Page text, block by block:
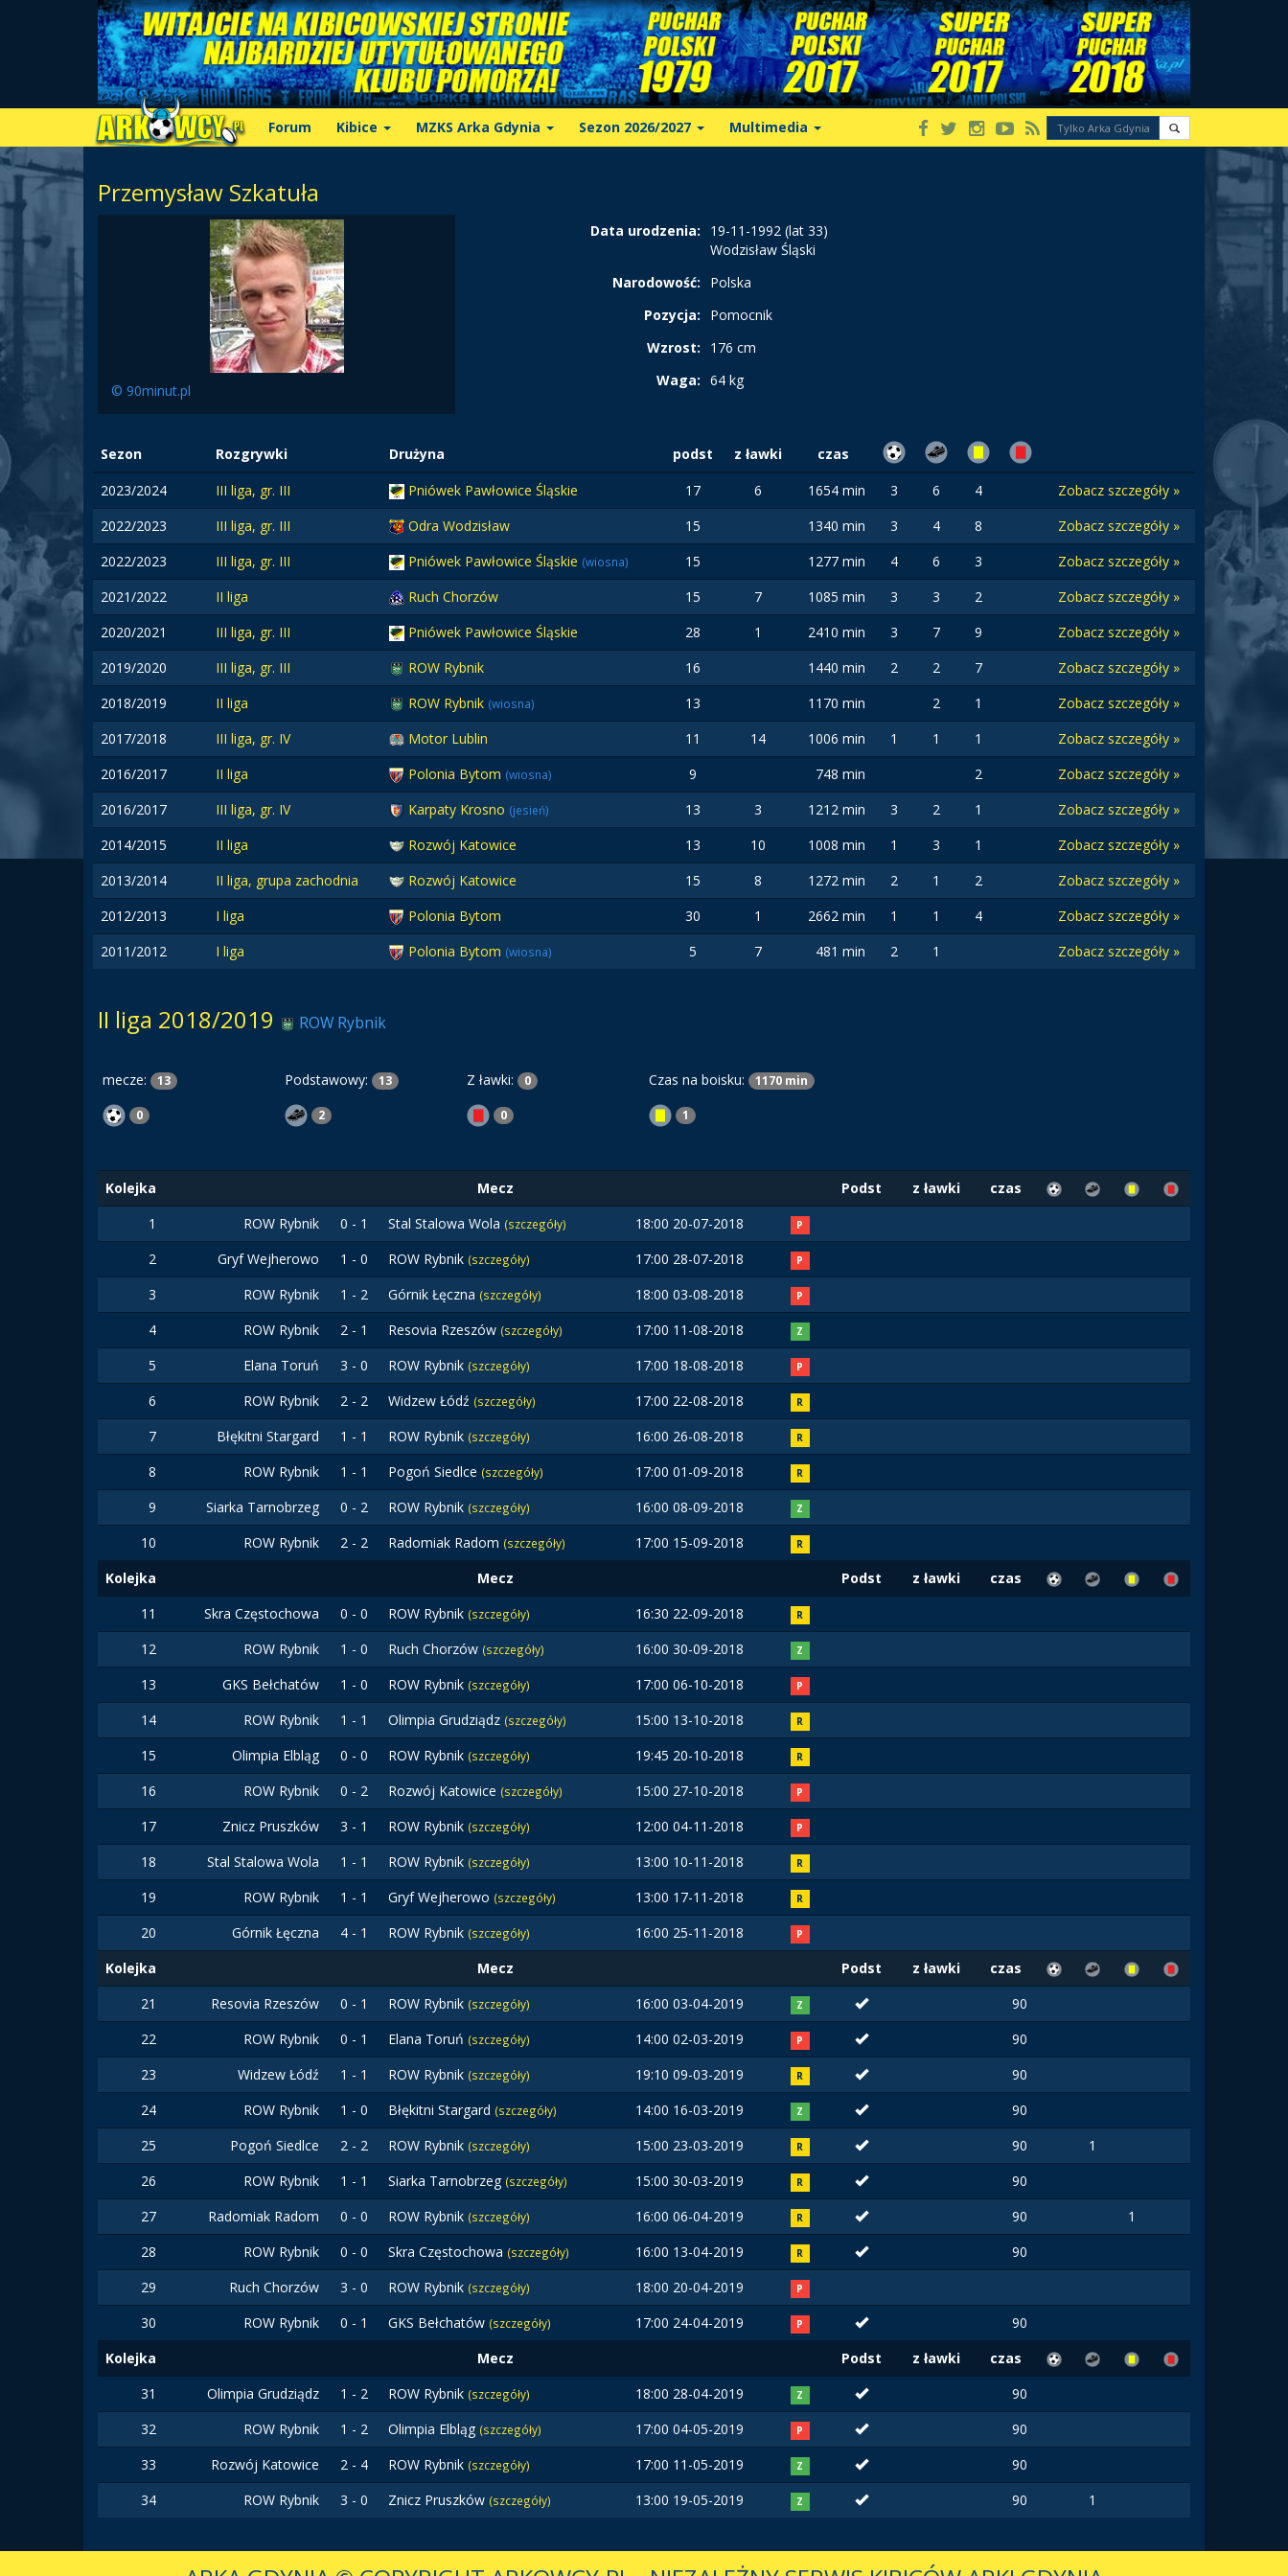
Forum Kibice MZKS Arka Gdynia Sezon 2026/2027 Multimedia
Przemysław Szkatuła
© 90minut.pl
Data urodzenia:
19-11-1992 (lat 33)
Wodzisław Śląski
Narodowość:
Polska
Pozycja:
Pomocnik
Wzrost:
176 cm
Waga: 64 kg
Sezon Rozgrywki Drużyna podst z ławki
czas
2023/2024
III liga, gr. III Pniówek Pawłowice Śląskie 17 6 1654 min 3 6 4
Zobacz szczegóły »
2022/2023
III liga, gr. III Odra Wodzisław 15 1340 min 3 4 8
Zobacz szczegóły »
2022/2023
III liga, gr. III Pniówek Pawłowice Śląskie (wiosna) 15 1277 min 4 6 3
Zobacz szczegóły »
2021/2022
II liga Ruch Chorzów 15 7 1085 min 3 3 2
Zobacz szczegóły »
2020/2021
III liga, gr. III Pniówek Pawłowice Śląskie 28 1 2410 min 3 7 9
Zobacz szczegóły »
2019/2020
III liga, gr. III ROW Rybnik 16 1440 min 2 2 7
Zobacz szczegóły »
2018/2019
II liga ROW Rybnik (wiosna) 13 1170 min 2 1
Zobacz szczegóły »
2017/2018
III liga, gr. IV Motor Lublin 11 14 1006 min 1 1 1
Zobacz szczegóły »
2016/2017
II liga Polonia Bytom (wiosna) 9 748 min 2
Zobacz szczegóły »
2016/2017
III liga, gr. IV Karpaty Krosno (jesień) 13 3 1212 min 3 2 1
Zobacz szczegóły »
2014/2015
II liga Rozwój Katowice 13 10 1008 min 1 3 1
Zobacz szczegóły »
2013/2014
II liga, grupa zachodnia Rozwój Katowice 15 8 1272 min 2 1 2
Zobacz szczegóły »
2012/2013
I liga Polonia Bytom 30 1 2662 min 1 1 4
Zobacz szczegóły »
2011/2012
I liga Polonia Bytom (wiosna) 5 7 481 min 2 1 Zobacz szczegóły »
II liga 2018/2019 ROW Rybnik
mecze: 13 Podstawowy: 13 Z ławki: 0 Czas na boisku: 1170 min
0 2 0 1
Kolejka Mecz Podst z ławki
czas
1
ROW Rybnik 0 - 1 Stal Stalowa Wola (szczegóły) 18:00 20-07-2018 P
2 Gryf Wejherowo 1 - 0 ROW Rybnik (szczegóły) 17:00 28-07-2018 P
3 ROW Rybnik 1 - 2 Górnik Łęczna (szczegóły) 18:00 03-08-2018 P
4 ROW Rybnik 2 - 1 Resovia Rzeszów (szczegóły) 17:00 11-08-2018 Z
5 Elana Toruń 3 - 0 ROW Rybnik (szczegóły) 17:00 18-08-2018 P
6 ROW Rybnik 2 - 2 Widzew Łódź (szczegóły) 17:00 22-08-2018 R
7 Błękitni Stargard 1 - 1 ROW Rybnik (szczegóły) 16:00 26-08-2018 R
8 ROW Rybnik 1 - 1 Pogoń Siedlce (szczegóły) 17:00 01-09-2018 R
9 Siarka Tarnobrzeg 0 - 2 ROW Rybnik (szczegóły) 16:00 08-09-2018 Z
10 ROW Rybnik 2 - 2 Radomiak Radom (szczegóły) 17:00 15-09-2018 R
Kolejka Mecz Podst z ławki
czas
11
Skra Częstochowa 0 - 0 ROW Rybnik (szczegóły) 16:30 22-09-2018 R
12 ROW Rybnik 1 - 0 Ruch Chorzów (szczegóły) 16:00 30-09-2018 Z
13 GKS Bełchatów 1 - 0 ROW Rybnik (szczegóły) 17:00 06-10-2018 P
14 ROW Rybnik 1 - 1 Olimpia Grudziądz (szczegóły) 15:00 13-10-2018 R
15 Olimpia Elbląg 0 - 0 ROW Rybnik (szczegóły) 19:45 20-10-2018 R
16 ROW Rybnik 0 - 2 Rozwój Katowice (szczegóły) 15:00 27-10-2018 P
17 Znicz Pruszków 3 - 1 ROW Rybnik (szczegóły) 12:00 04-11-2018 P
18 Stal Stalowa Wola 1 - 1 ROW Rybnik (szczegóły) 13:00 10-11-2018 R
19 ROW Rybnik 1 - 1 Gryf Wejherowo (szczegóły) 13:00 17-11-2018 R
20 Górnik Łęczna 4 - 1 ROW Rybnik (szczegóły) 16:00 25-11-2018 P
Kolejka Mecz Podst z ławki
czas
21
Resovia Rzeszów 0 - 1 ROW Rybnik (szczegóły) 16:00 03-04-2019 Z
90
22
ROW Rybnik 0 - 1 Elana Toruń (szczegóły) 14:00 02-03-2019 P
90
23
Widzew Łódź 1 - 1 ROW Rybnik (szczegóły) 19:10 09-03-2019 R
90
24
ROW Rybnik 1 - 0 Błękitni Stargard (szczegóły) 14:00 16-03-2019 Z
90
25
Pogoń Siedlce 2 - 2 ROW Rybnik (szczegóły) 15:00 23-03-2019 R 90
1
26
ROW Rybnik 1 - 1 Siarka Tarnobrzeg (szczegóły) 15:00 30-03-2019 R
90
27
Radomiak Radom 0 - 0 ROW Rybnik (szczegóły) 16:00 06-04-2019 R 90
1
28
ROW Rybnik 0 - 0 Skra Częstochowa (szczegóły) 16:00 13-04-2019 R
90
29
Ruch Chorzów 3 - 0 ROW Rybnik (szczegóły) 18:00 20-04-2019 P
30 ROW Rybnik 0 - 1 GKS Bełchatów (szczegóły) 17:00 24-04-2019 P
90
Kolejka
Mecz Podst z ławki
czas
31
Olimpia Grudziądz 1 - 2 ROW Rybnik (szczegóły) 18:00 28-04-2019 Z
90
32
ROW Rybnik 1 - 2 Olimpia Elbląg (szczegóły) 17:00 04-05-2019 P
90
33
Rozwój Katowice 2 - 4 ROW Rybnik (szczegóły) 17:00 11-05-2019 Z
90
34
ROW Rybnik 3 - 0 Znicz Pruszków (szczegóły) 13:00 19-05-2019 Z 90 1